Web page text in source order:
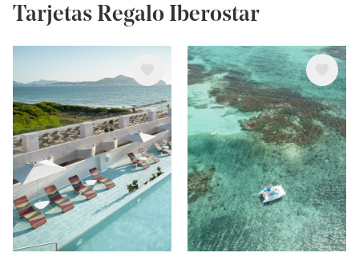
Tarjetas Regalo Iberostar
Image